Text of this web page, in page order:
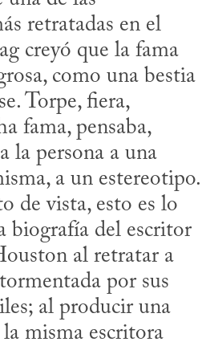
retratadas en el
creyó que la fama
como una bestia
Torpe, fiera,
fama, pensaba,
la persona a una
a un estereotipo.
de vista, esto es lo
biografía del escritor
al retratar a
por sus
al producir una
misma escritora